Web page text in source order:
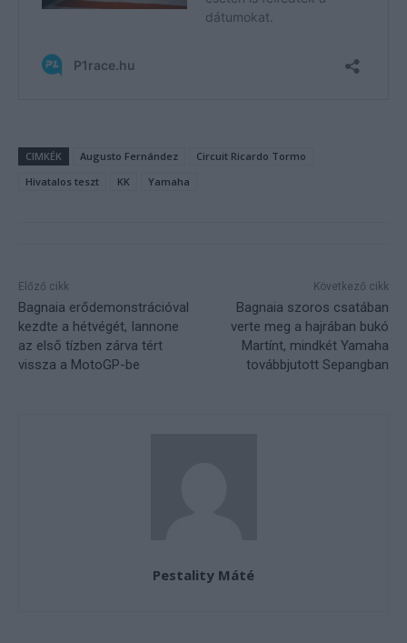
CIMKÉK Augusto Fernández
Circuit Ricardo Tormo
Hivatalos teszt
KK Yamaha
Előző cikk
Bagnaia erődemonstrációval
kezdte a hétvégét, Iannone
az első tízben zárva tért
vissza a MotoGP-be
Következő cikk
Bagnaia szoros csatában
verte meg a hajrában bukó
Martínt, mindkét Yamaha
továbbjutott Sepangban
Pestality Máté